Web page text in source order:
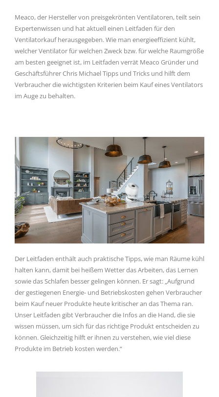
Meaco, der Hersteller von preisgekrönten Ventilatoren, teilt sein
Expertenwissen und hat aktuell einen Leitfaden für den
Ventilatorkauf herausgegeben. Wie man energieeffizient kühlt,
welcher Ventilator für welchen Zweck bzw. für welche Raumgröße
am besten geeignet ist, im Leitfaden verrät Meaco Gründer und
Geschäftsführer Chris Michael Tipps und Tricks und hilft dem
Verbraucher die wichtigsten Kriterien beim Kauf eines Ventilators
im Auge zu behalten.
Der Leitfaden enthält auch praktische Tipps, wie man Räume kühl
halten kann, damit bei heißem Wetter das Arbeiten, das Lernen
sowie das Schlafen besser gelingen können. Er sagt: „Aufgrund
der gestiegenen Energie- und Betriebskosten gehen Verbraucher
beim Kauf neuer Produkte heute kritischer an das Thema ran.
Unser Leitfaden gibt Verbraucher die Infos an die Hand, die sie
wissen müssen, um sich für das richtige Produkt entscheiden zu
können. Gleichzeitig hilft er ihnen zu verstehen, wie viel diese
Produkte im Betrieb kosten werden.“